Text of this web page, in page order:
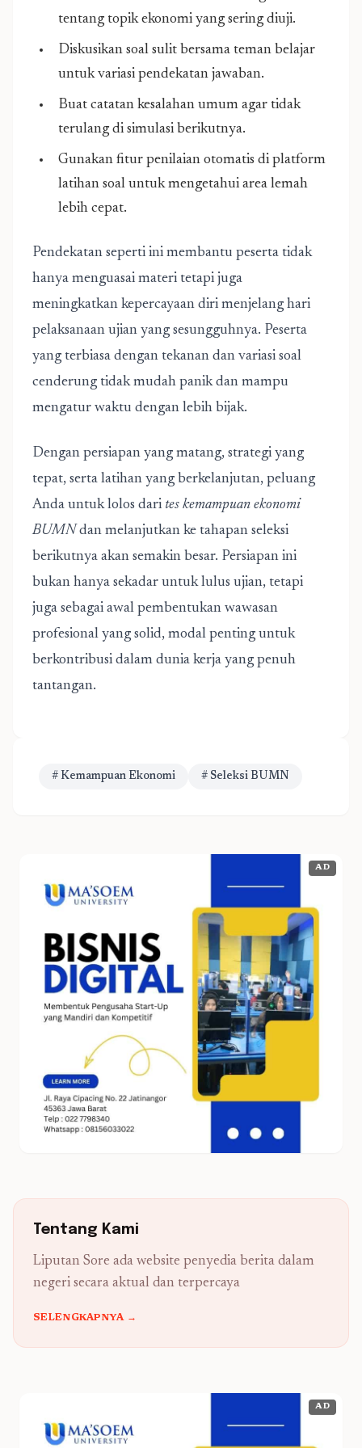
tentang topik ekonomi yang sering diuji.
Diskusikan soal sulit bersama teman belajar
untuk variasi pendekatan jawaban.
Buat catatan kesalahan umum agar tidak
terulang di simulasi berikutnya.
Gunakan fitur penilaian otomatis di platform
latihan soal untuk mengetahui area lemah
lebih cepat.
Pendekatan seperti ini membantu peserta tidak
hanya menguasai materi tetapi juga
meningkatkan kepercayaan diri menjelang hari
pelaksanaan ujian yang sesungguhnya. Peserta
yang terbiasa dengan tekanan dan variasi soal
cenderung tidak mudah panik dan mampu
mengatur waktu dengan lebih bijak.
Dengan persiapan yang matang, strategi yang
tepat, serta latihan yang berkelanjutan, peluang
Anda untuk lolos dari tes kemampuan ekonomi
BUMN dan melanjutkan ke tahapan seleksi
berikutnya akan semakin besar. Persiapan ini
bukan hanya sekadar untuk lulus ujian, tetapi
juga sebagai awal pembentukan wawasan
profesional yang solid, modal penting untuk
berkontribusi dalam dunia kerja yang penuh
tantangan.
# Kemampuan Ekonomi # Seleksi BUMN
AD
Tentang Kami
Liputan Sore ada website penyedia berita dalam
negeri secara aktual dan terpercaya
SELENGKAPNYA →
AD